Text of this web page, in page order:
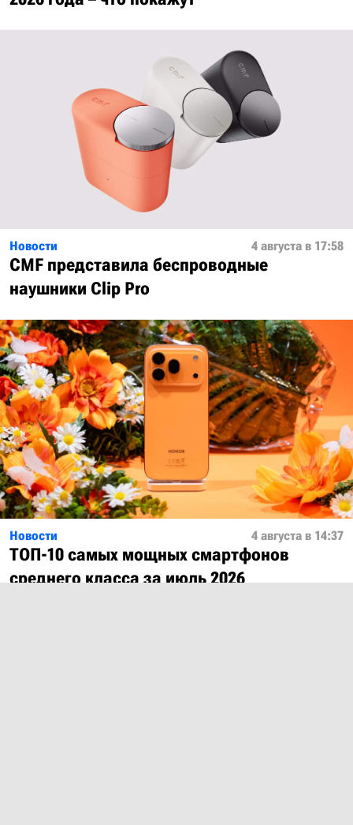
Новости 4 августа в 17:58
CMF представила беспроводные
наушники Clip Pro
Новости 4 августа в 14:37
ТОП-10 самых мощных смартфонов
среднего класса за июль 2026